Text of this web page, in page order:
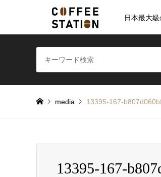
日本最大
media 13395-167-
13395-167-